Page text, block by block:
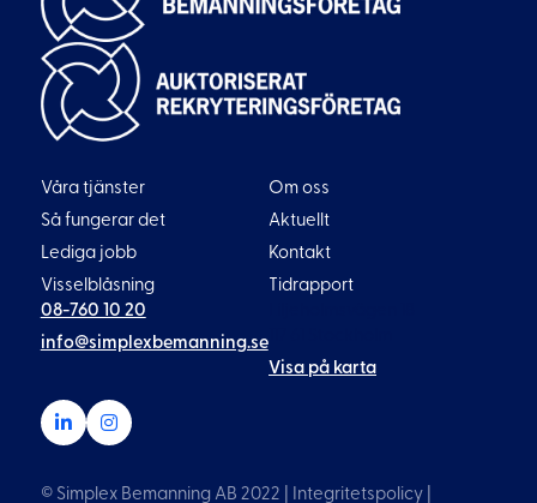
08-760 10 20
info@simplexbemanning.se
Visa på karta
Våra tjänster
Så fungerar det
Lediga jobb
Visselblåsning
Om oss
Aktuellt
Kontakt
Tidrapport
© Simplex Bemanning AB 2022 | Integritetspolicy|